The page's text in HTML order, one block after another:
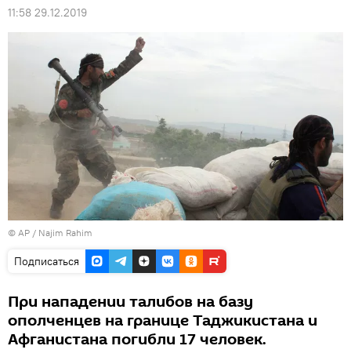
11:58 29.12.2019
© AP / Najim Rahim
Подписаться
При нападении талибов на базу
ополченцев на границе Таджикистана и
Афганистана погибли 17 человек.